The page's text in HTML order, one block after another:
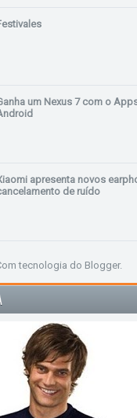
um Nexus 7 com o
apresenta novos
de ruído
tecnologia do Blogger.